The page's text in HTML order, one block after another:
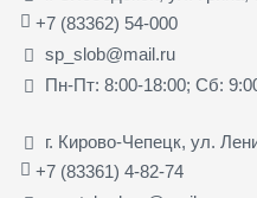
+7 (83362) 54-000
sp_slob@mail.ru
Пн-Пт: 8:00-18:00; Сб:
г. Кирово-Чепецк, ул.
+7 (83361) 4-82-74